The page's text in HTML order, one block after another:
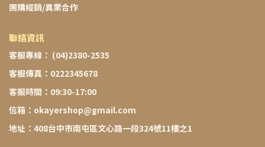
團購經銷/異業合作
聯絡資訊
客服專線： (04)2380-2535
客服傳真：0222345678
客服時間：09:30-17:00
信箱：okayershop@gmail.com
地址：408台中市南屯區文心路一段324號11樓之1